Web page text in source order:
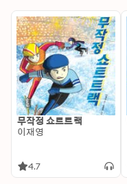
무작정 쇼트트랙
이재영
4.7